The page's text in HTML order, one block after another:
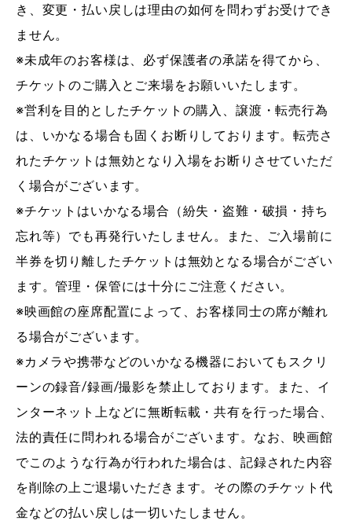
き、変更・払い戻しは理由の如何を問わずお受けでき
ません。
※未成年のお客様は、必ず保護者の承諾を得てから、
チケットのご購入とご来場をお願いいたします。
※営利を目的としたチケットの購入、譲渡・転売行為
は、いかなる場合も固くお断りしております。転売さ
れたチケットは無効となり入場をお断りさせていただ
く場合がございます。
※チケットはいかなる場合（紛失・盗難・破損・持ち
忘れ等）でも再発行いたしません。また、ご入場前に
半券を切り離したチケットは無効となる場合がござい
ます。管理・保管には十分にご注意ください。
※映画館の座席配置によって、お客様同士の席が離れ
る場合がございます。
※カメラや携帯などのいかなる機器においてもスクリ
ーンの録音/録画/撮影を禁止しております。また、イ
ンターネット上などに無断転載・共有を行った場合、
法的責任に問われる場合がございます。なお、映画館
でこのような行為が行われた場合は、記録された内容
を削除の上ご退場いただきます。その際のチケット代
金などの払い戻しは一切いたしません。